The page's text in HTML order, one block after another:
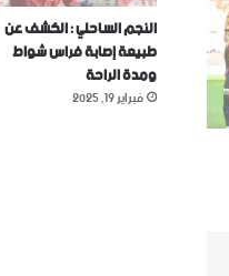
النجم الساحلي : الكشف عن
طبيعة إصابة فراس شواط
ومدة الراحة
فبراير 19, 2025